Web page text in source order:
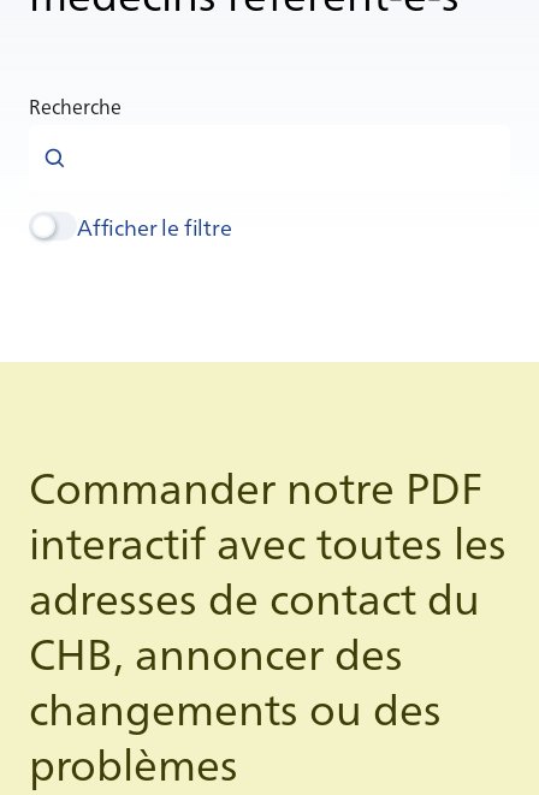
Recherche
Afficher le filtre
Commander notre PDF
interactif avec toutes les
adresses de contact du
CHB, annoncer des
changements ou des
problèmes